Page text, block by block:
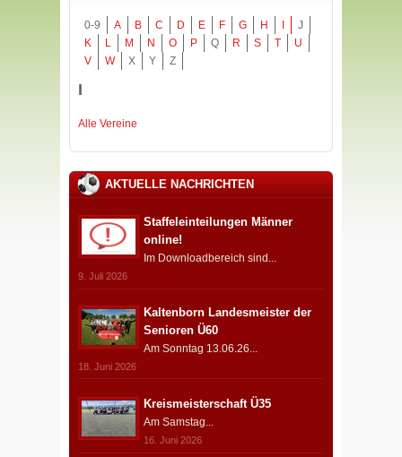
0-9 A B C D E F G H
J
K
L M N O P Q R S T
U
V
W X Y Z
I
Alle Vereine
AKTUELLE NACHRICHTEN
Staffeleinteilungen Männer
online!
Im Downloadbereich sind...
9. Juli 2026
Kaltenborn Landesmeister der
Senioren Ü60
Am Sonntag 13.06.26...
18. Juni 2026
Kreismeisterschaft Ü35
Am Samstag...
16. Juni 2026